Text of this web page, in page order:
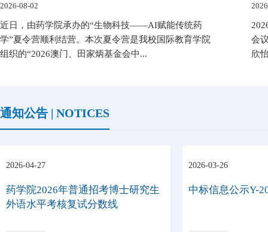
2026-08-02
近日，由药学院承办的“生物科技——AI赋能传统药
学”夏令营顺利结营。本次夏令营是我校国际教育学院
组织的“2026澳门、田家炳基金会中...
会
欣
通知公告 | NOTICES
2026-04-27
药学院2026年普通招考博士研究生
外语水平考核复试分数线
2026-03-26
中标信息公示Y-